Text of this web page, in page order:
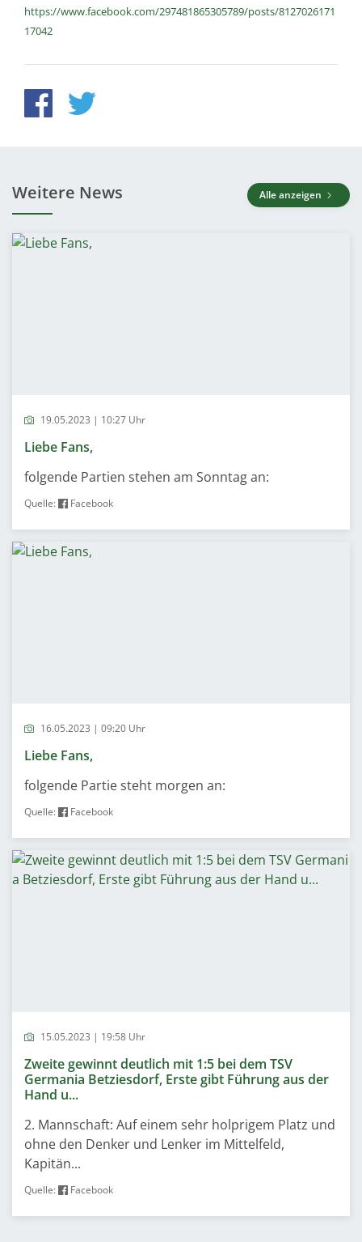
https://www.facebook.com/297481865305789/posts/8127026171
17042
Weitere News Alle anzeigen
19.05.2023 | 10:27 Uhr
Liebe Fans,
folgende Partien stehen am Sonntag an:
Quelle: Facebook
16.05.2023 | 09:20 Uhr
Liebe Fans,
folgende Partie steht morgen an:
Quelle: Facebook
15.05.2023 | 19:58 Uhr
Zweite gewinnt deutlich mit 1:5 bei dem TSV
Germania Betziesdorf, Erste gibt Führung aus der
Hand u...
2. Mannschaft: Auf einem sehr holprigem Platz und
ohne den Denker und Lenker im Mittelfeld,
Kapitän...
Quelle: Facebook